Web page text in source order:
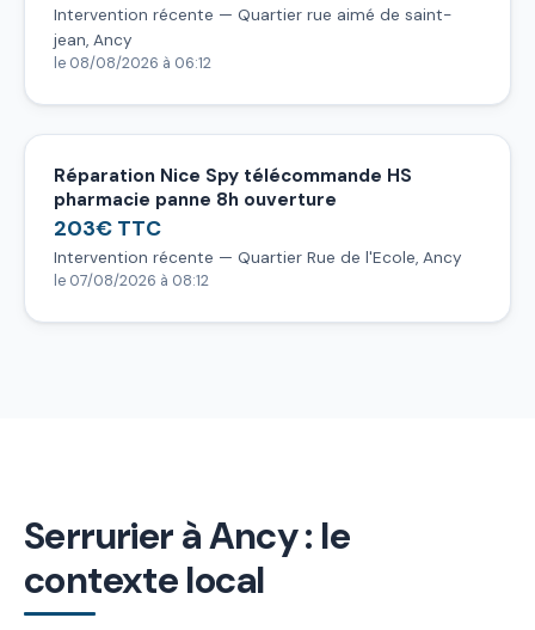
Intervention récente — Quartier rue aimé de saint-
jean, Ancy
le 08/08/2026 à 06:12
Réparation Nice Spy télécommande HS
pharmacie panne 8h ouverture
203€ TTC
Intervention récente — Quartier Rue de l'Ecole, Ancy
le 07/08/2026 à 08:12
Serrurier à Ancy : le
contexte local